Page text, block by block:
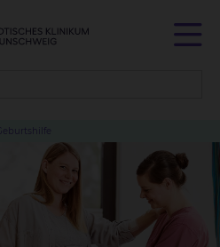
Geburtshilfe